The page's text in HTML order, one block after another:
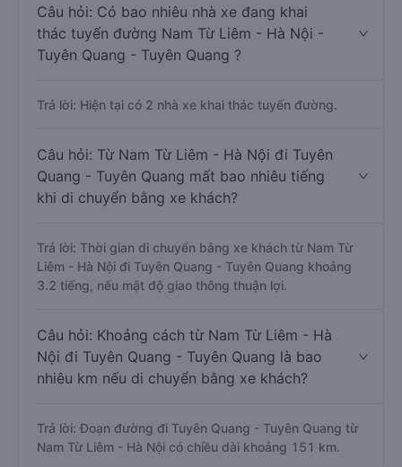
Câu hỏi: Có bao nhiêu nhà xe đang khai
thác tuyến đường Nam Từ Liêm - Hà Nội -
Tuyên Quang - Tuyên Quang ?
Trả lời: Hiện tại có 2 nhà xe khai thác tuyến đường.
Câu hỏi: Từ Nam Từ Liêm - Hà Nội đi Tuyên
Quang - Tuyên Quang mất bao nhiêu tiếng
khi di chuyển bằng xe khách?
Trả lời: Thời gian di chuyển bằng xe khách từ Nam Từ
Liêm - Hà Nội đi Tuyên Quang - Tuyên Quang khoảng
3.2 tiếng, nếu mật độ giao thông thuận lợi.
Câu hỏi: Khoảng cách từ Nam Từ Liêm - Hà
Nội đi Tuyên Quang - Tuyên Quang là bao
nhiêu km nếu di chuyển bằng xe khách?
Trả lời: Đoạn đường đi Tuyên Quang - Tuyên Quang từ
Nam Từ Liêm - Hà Nội có chiều dài khoảng 151 km.